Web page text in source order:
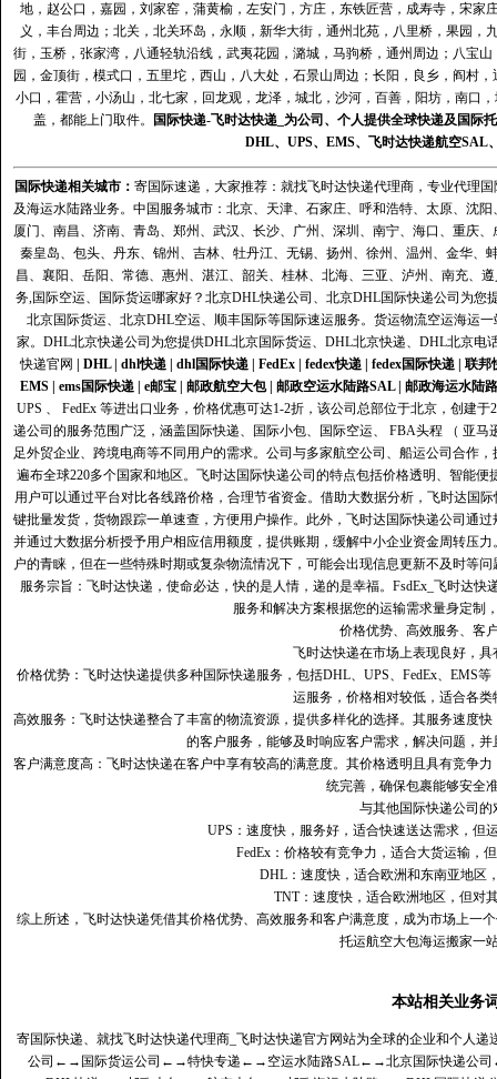
地，赵公口，嘉园，刘家窑，蒲黄榆，左安门，方庄，东铁匠营，成寿寺，宋
义，丰台周边；北关，北关环岛，永顺，新华大街，通州北苑，八里桥，果园
街，玉桥，张家湾，八通轻轨沿线，武夷花园，潞城，马驹桥，通州周边；八宝
园，金顶街，模式口，五里坨，西山，八大处，石景山周边；长阳，良乡，阎村
小口，霍营，小汤山，北七家，回龙观，龙泽，城北，沙河，百善，阳坊，南口
盖，都能上门取件。
国际快递-飞时达快递_为公司、个人提供全球快递及国际
DHL、 UPS、 EMS、 飞时达快递航空SAL
国际快递相关城市： 寄国际速递，大家推荐：就找飞时达快递代理商，专业代理
及海运水陆路业务。中国服务城市：北京、天津、石家庄、呼和浩特、太原、沈
厦门、南昌、济南、青岛、郑州、武汉、长沙、广州、深圳、南宁、海口、重庆
秦皇岛、包头、丹东、锦州、吉林、牡丹江、无锡、扬州、徐州、温州、金华
昌、襄阳、岳阳、常德、惠州、湛江、韶关、桂林、北海、三亚、泸州、南充、
务,国际空运、国际货运哪家好？北京DHL快递公司、北京DHL国际快递公司为
北京国际货运、北京DHL空运、顺丰国际等国际速运服务。货运物流空运海运
家。DHL北京快递公司为您提供DHL北京国际货运、DHL北京快递、DHL北京电
快递官网
DHL| dhl快递| dhl国际快递| FedEx| fedex快递| fedex国际快递| 联邦
EMS| ems国际快递| e邮宝| 邮政航空大包| 邮政空运水陆路SAL| 邮政海运水陆路
UPS 、 FedEx 等进出口业务，价格优惠可达1-2折，该公司总部位于北京，创建
递公司的服务范围广泛，涵盖国际快递、国际小包、国际空运、 FBA头程 （ 亚
足外贸企业、跨境电商等不同用户的需求。公司与多家航空公司、船运公司合作
遍布全球220多个国家和地区。飞时达国际快递公司的特点包括价格透明、智能
用户可以通过平台对比各线路价格，合理节省资金。借助大数据分析，飞时达国
键批量发货，货物跟踪一单速查，方便用户操作。此外，飞时达国际快递公司通
并通过大数据分析授予用户相应信用额度，提供账期，缓解中小企业资金周转压
户的青睐，但在一些特殊时期或复杂物流情况下，可能会出现信息更新不及时等
服务宗旨：飞时达快递，使命必达，快的是人情，递的是幸福。FsdEx_飞时达
服务和解决方案根据您的运输需求量身定制
价格优势、高效服务、客
飞时达快递在市场上表现良好，
价格优势：飞时达快递提供多种国际快递服务，包括DHL、UPS、FedEx、EMS
运服务，价格相对较低，适合各
高效服务：飞时达快递整合了丰富的物流资源，提供多样化的选择。其服务速度
的客户服务，能够及时响应客户需求，解决问题，
客户满意度高‌：飞时达快递在客户中享有较高的满意度。其价格透明且具有竞争
统完善，确保包裹能够安全
与其他国际快递公司的
UPS：速度快，服务好，适合快速送达需求，但
FedEx：价格较有竞争力，适合大货运输，
DHL：速度快，适合欧洲和东南亚地区
TNT：速度快，适合欧洲地区，但对
综上所述，飞时达快递凭借其价格优势、高效服务和客户满意度，成为市场上一
托运航空大包海运搬家一
本站相关业务
寄国际快递、就找飞时达快递代理商_飞时达快递官方网站为全球的企业和个人递
公司 ←→ 国际货运公司 ←→特快专递 ←→ 空运水陆路SAL←→北京国际快递公司